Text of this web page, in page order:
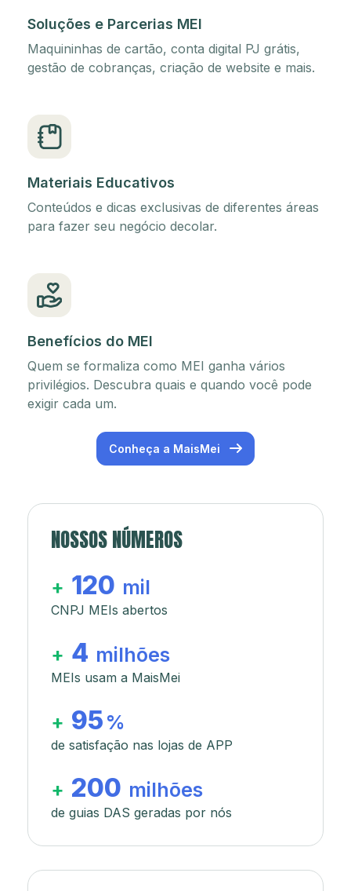
Soluções e Parcerias MEI
Maquininhas de cartão, conta digital PJ grátis,
gestão de cobranças, criação de website e mais.
Materiais Educativos
Conteúdos e dicas exclusivas de diferentes áreas
para fazer seu negócio decolar.
Benefícios do MEI
Quem se formaliza como MEI ganha vários
privilégios. Descubra quais e quando você pode
exigir cada um.
Conheça a MaisMei
NOSSOS NÚMEROS
+ 120 mil
CNPJ MEIs abertos
+ 4 milhões
MEIs usam a MaisMei
+ 95 %
de satisfação nas lojas de APP
+ 200 milhões
de guias DAS geradas por nós